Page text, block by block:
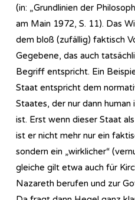
(in: „Grundlinien der
am Main 1972, S. 11). Das
dem bloß (zufällig) faktisch
Gegebene, das auch
Begriff entspricht. Ein
Staat entspricht dem
Staates, der nur dann
ist. Erst wenn dieser Staat
ist er nicht mehr nur ein
sondern ein „wirklicher“
gleiche gilt etwa auch für
Nazareth berufen und zur